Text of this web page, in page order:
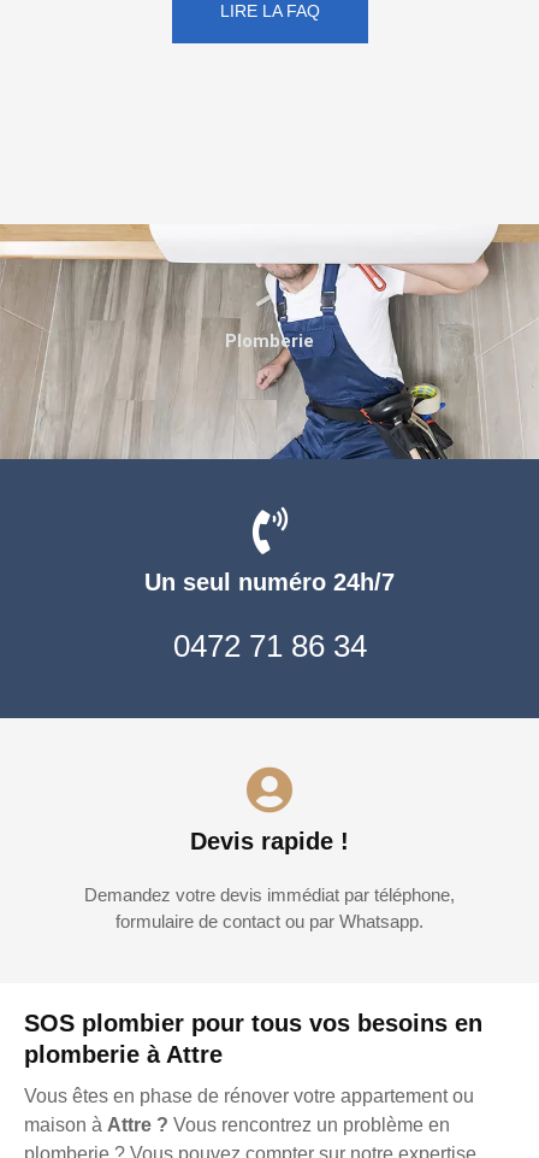
LIRE LA FAQ
SOS plombier pour tous vos besoins en
plomberie à Attre
Vous êtes en phase de rénover votre appartement ou
maison à Attre ? Vous rencontrez un problème en
Un seul numéro 24h/7
0472 71 86 34
Devis rapide !
Demandez votre devis immédiat par téléphone,
formulaire de contact ou par Whatsapp.
Plomberie